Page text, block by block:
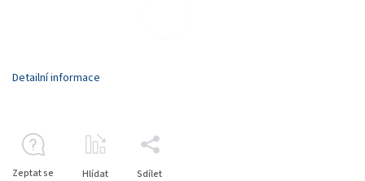
Detailní informace
Zeptat se Hlídat Sdílet